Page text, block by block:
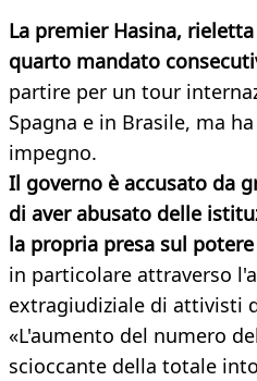
La premier Hasina,
quarto mandato
partire per un tour
Spagna e in Brasile, ma
impegno.
Il governo è accusato da
di aver abusato delle
la propria presa sul
in particolare attraverso
extragiudiziale di attivisti
«L'aumento del numero
scioccante della totale